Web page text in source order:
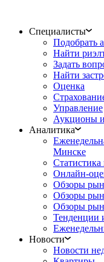
Специалисты
Подобрать
Найти
Задать
Найти
Оценка
Управление
Аукционы
Аналитика
Минске
Статистика
Онлайн-
Обзоры
Обзоры
Обзоры
Тенденции
Новости
Новости